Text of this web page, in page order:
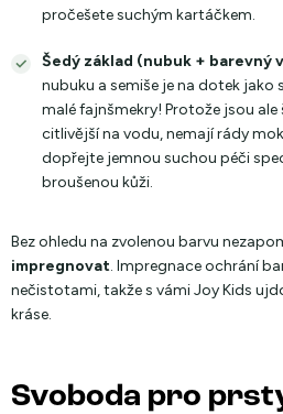
pročešete suchým kartáčkem.
Šedý základ (nubuk + barevný
nubuku a semiše je na dotek
malé fajnšmekry! Protože jsou ale
citlivější na vodu, nemají rády
dopřejte jemnou suchou péči
broušenou kůži.
Bez ohledu na zvolenou barvu
impregnovat. Impregnace ochrání
nečistotami, takže s vámi Joy Kids
kráse.
Svoboda pro